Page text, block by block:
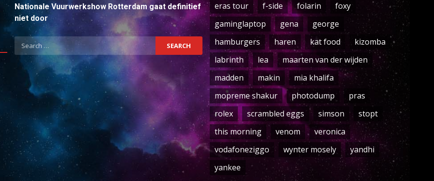
Nationale Vuurwerkshow Rotterdam gaat definitief
niet door
Search
for:
eras tour
f-side folarin
foxy
gaminglaptop
gena
george
hamburgers
haren kat food
kizomba
labrinth
lea
maarten van der wijden
madden
makin
mia khalifa
mopreme shakur
photodump
pras
rolex
scrambled eggs simson
stopt
this morning
venom
veronica
vodafoneziggo
wynter mosely
yandhi
yankee